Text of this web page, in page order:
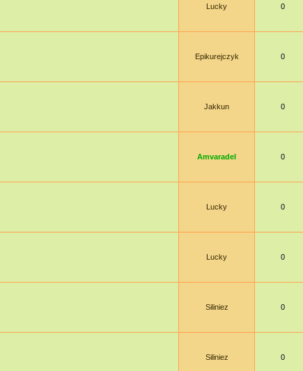
Lucky 0
Epikurejczyk 0
Jakkun 0
Amvaradel 0
Lucky 0
Lucky 0
Siliniez 0
Siliniez 0